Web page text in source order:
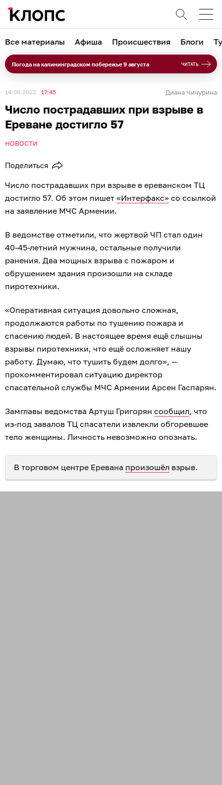
Все материалы Афиша Происшествия Блоги
Погода на калининградском побережье 9 августа ЧИТАТЬ
14.08.2022 17:45 Диана Чичурина
Число пострадавших при взрыве в
Ереване достигло 57
НОВОСТИ
Поделиться
Число пострадавших при взрыве в ереванском ТЦ
достигло 57. Об этом пишет «Интерфакс» со ссылкой
на заявление МЧС Армении.
В ведомстве отметили, что жертвой ЧП стал один
40-45-летний мужчина, остальные получили
ранения. Два мощных взрыва с пожаром и
обрушением здания произошли на складе
пиротехники.
«Оперативная ситуация довольно сложная,
продолжаются работы по тушению пожара и
спасению людей. В настоящее время ещё слышны
взрывы пиротехники, что ещё осложняет нашу
работу. Думаю, что тушить будем долго», —
прокомментировал ситуацию директор
спасательной службы МЧС Армении Арсен Гаспарян.
Замглавы ведомства Артуш Григорян сообщил, что
из-под завалов ТЦ спасатели извлекли обгоревшее
тело женщины. Личность невозможно опознать.
В торговом центре Еревана произошёл взрыв.